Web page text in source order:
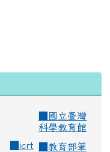
國立臺灣
科學教育館
icrt
教育部筆